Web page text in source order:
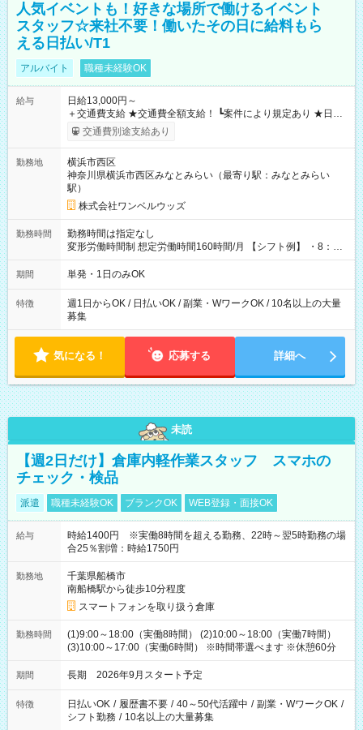
人気イベントも！好きな場所で働けるイベント
スタッフ☆来社不要！働いたその日に給料もら
える日払い/T1
アルバイト 職種未経験OK
給与
日給13,000円～
＋交通費支給 ★交通費全額支給！ ┗案件により規定あり ★日払
いOK！（規定あり） ┗働いたその日に現金GET♪ お仕事後はコ
ンビニATMから 日払い分を引き落とせます！ 【試用期間】試
交通費別途支給あり
勤務地
横浜市西区
神奈川県横浜市西区みなとみらい（最寄り駅：みなとみらい
駅）
株式会社ワンベルウッズ
勤務時間
勤務時間は指定なし
変形労働時間制 想定労働時間160時間/月 【シフト例】 ・8：00
～21：00
期間 単発・1日のみOK
特徴
週1日からOK / 日払いOK / 副業・WワークOK / 10名以上の大量
募集
気になる！ 応募する 詳細へ
未読
【週2日だけ】倉庫内軽作業スタッフ スマホの
チェック・検品
派遣 職種未経験OK ブランクOK WEB登録・面接OK
給与
時給1400円 ※実働8時間を超える勤務、22時～翌5時勤務の場
合25％割増：時給1750円
勤務地
千葉県船橋市
南船橋駅から徒歩10分程度
スマートフォンを取り扱う倉庫
勤務時間
(1)9:00～18:00（実働8時間） (2)10:00～18:00（実働7時間）
(3)10:00～17:00（実働6時間） ※時間帯選べます ※休憩60分
期間 長期 2026年9月スタート予定
特徴 日払いOK / 履歴書不要 / 40～50代活躍中 / 副業・WワークOK /
シフト勤務 / 10名以上の大量募集